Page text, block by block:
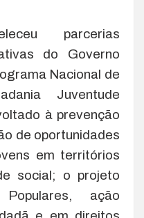
parcerias
do Governo
Nacional de
Juventude
à prevenção
de oportunidades
em territórios
social; o projeto
ação